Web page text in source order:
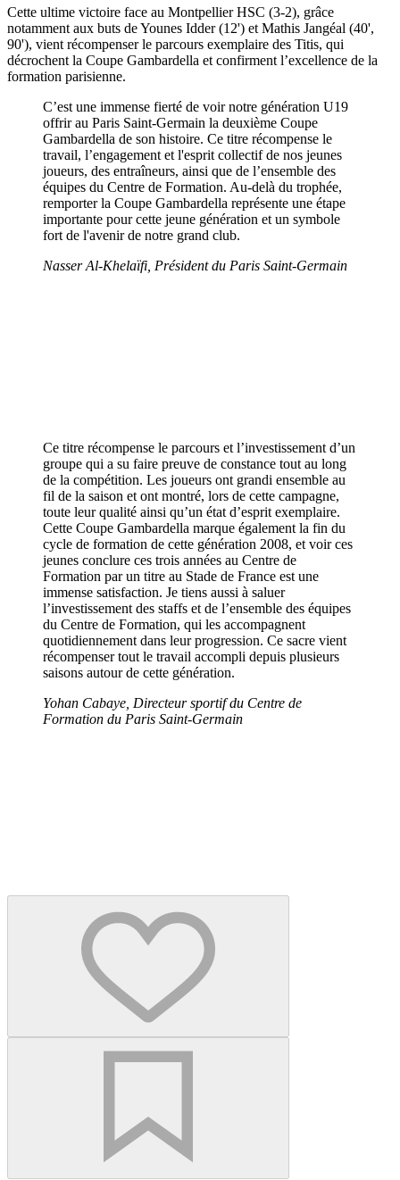
Cette ultime victoire face au Montpellier HSC (3-2), grâce
notamment aux buts de Younes Idder (12') et Mathis Jangéal (40',
90'), vient récompenser le parcours exemplaire des Titis, qui
décrochent la Coupe Gambardella et confirment l’excellence de la
formation parisienne.
C’est une immense fierté de voir notre génération U19
offrir au Paris Saint-Germain la deuxième Coupe
Gambardella de son histoire. Ce titre récompense le
travail, l’engagement et l'esprit collectif de nos jeunes
joueurs, des entraîneurs, ainsi que de l’ensemble des
équipes du Centre de Formation. Au-delà du trophée,
remporter la Coupe Gambardella représente une étape
importante pour cette jeune génération et un symbole
fort de l'avenir de notre grand club.
Nasser Al-Khelaïfi, Président du Paris Saint-Germain
Ce titre récompense le parcours et l’investissement d’un
groupe qui a su faire preuve de constance tout au long
de la compétition. Les joueurs ont grandi ensemble au
fil de la saison et ont montré, lors de cette campagne,
toute leur qualité ainsi qu’un état d’esprit exemplaire.
Cette Coupe Gambardella marque également la fin du
cycle de formation de cette génération 2008, et voir ces
jeunes conclure ces trois années au Centre de
Formation par un titre au Stade de France est une
immense satisfaction. Je tiens aussi à saluer
l’investissement des staffs et de l’ensemble des équipes
du Centre de Formation, qui les accompagnent
quotidiennement dans leur progression. Ce sacre vient
récompenser tout le travail accompli depuis plusieurs
saisons autour de cette génération.
Yohan Cabaye, Directeur sportif du Centre de
Formation du Paris Saint-Germain